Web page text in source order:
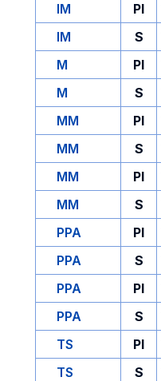
IM
PI
IM
S
M
PI
M
S
MM
PI
MM
S
MM
PI
MM
S
PPA
PI
PPA
S
PPA
PI
PPA
S
TS
PI
TS
S